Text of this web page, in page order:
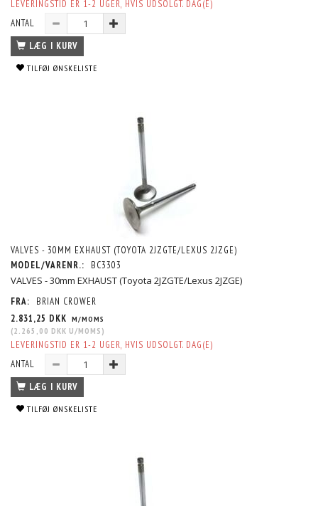
LEVERINGSTID ER 1-2 UGER, HVIS UDSOLGT. DAG(E)
ANTAL
LÆG I KURV
TILFØJ ØNSKELISTE
VALVES - 30MM EXHAUST (TOYOTA 2JZGTE/LEXUS 2JZGE)
MODEL/VARENR.:
BC3303
VALVES - 30mm EXHAUST (Toyota 2JZGTE/Lexus 2JZGE)
FRA:
BRIAN CROWER
2.831,25 DKK M/MOMS
(2.265,00 DKK U/MOMS )
LEVERINGSTID ER 1-2 UGER, HVIS UDSOLGT. DAG(E)
ANTAL
LÆG I KURV
TILFØJ ØNSKELISTE